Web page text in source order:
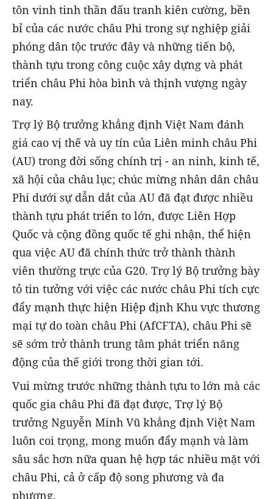
tôn vinh tinh thần đấu tranh kiên cường, bền
bỉ của các nước châu Phi trong sự nghiệp giải
phóng dân tộc trước đây và những tiến bộ,
thành tựu trong công cuộc xây dựng và phát
triển châu Phi hòa bình và thịnh vượng ngày
nay.
Trợ lý Bộ trưởng khẳng định Việt Nam đánh
giá cao vị thế và uy tín của Liên minh châu Phi
(AU) trong đời sống chính trị - an ninh, kinh tế,
xã hội của châu lục; chúc mừng nhân dân châu
Phi dưới sự dẫn dắt của AU đã đạt được nhiều
thành tựu phát triển to lớn, được Liên Hợp
Quốc và cộng đồng quốc tế ghi nhận, thể hiện
qua việc AU đã chính thức trở thành thành
viên thường trực của G20. Trợ lý Bộ trưởng bày
tỏ tin tưởng với việc các nước châu Phi tích cực
đẩy mạnh thực hiện Hiệp định Khu vực thương
mại tự do toàn châu Phi (AfCFTA), châu Phi sẽ
sẽ sớm trở thành trung tâm phát triển năng
động của thế giới trong thời gian tới.
Vui mừng trước những thành tựu to lớn mà các
quốc gia châu Phi đã đạt được, Trợ lý Bộ
trưởng Nguyễn Minh Vũ khẳng định Việt Nam
luôn coi trọng, mong muốn đẩy mạnh và làm
sâu sắc hơn nữa quan hệ hợp tác nhiều mặt với
châu Phi, cả ở cấp độ song phương và đa
phương.